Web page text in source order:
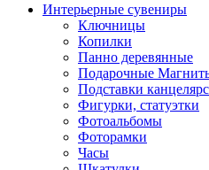
Интерьерные сувениры
Ключницы
Копилки
Панно деревянные
Подарочные
Подставки
Фигурки, статуэтки
Фотоальбомы
Фоторамки
Часы